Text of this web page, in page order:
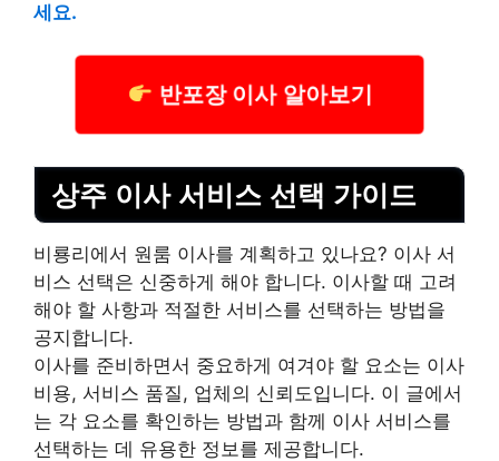
세요.
반포장 이사 알아보기
상주 이사 서비스 선택 가이드
비룡리에서 원룸 이사를 계획하고 있나요? 이사 서
비스 선택은 신중하게 해야 합니다. 이사할 때 고려
해야 할 사항과 적절한 서비스를 선택하는 방법을
공지합니다.
이사를 준비하면서 중요하게 여겨야 할 요소는 이사
비용, 서비스 품질, 업체의 신뢰도입니다. 이 글에서
는 각 요소를 확인하는 방법과 함께 이사 서비스를
선택하는 데 유용한 정보를 제공합니다.